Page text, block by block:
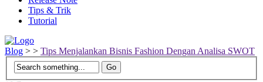
Tips & Trik
Tutorial
Blog > > Tips Menjalankan Bisnis Fashion Dengan Analisa SWOT